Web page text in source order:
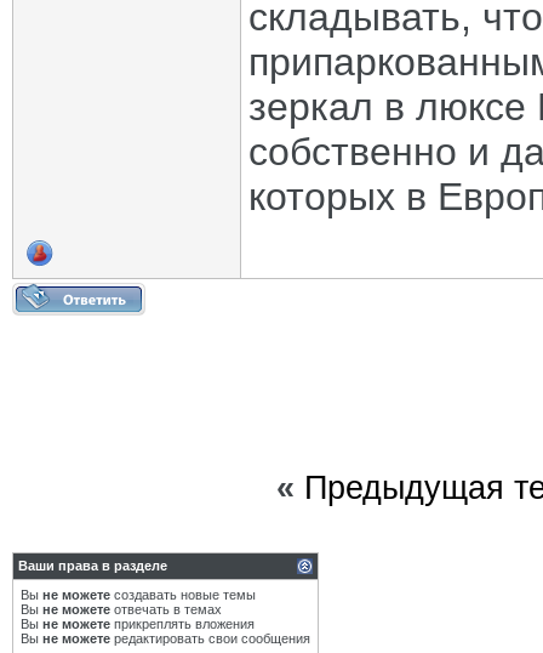
складывать,
зеркал в люксе
собственно и
которых в
« Предыдущая
Ваши права в разделе
Вы не можете создавать новые темы
Вы не можете отвечать в темах
Вы не можете прикреплять вложения
Вы не можете редактировать свои сообщения